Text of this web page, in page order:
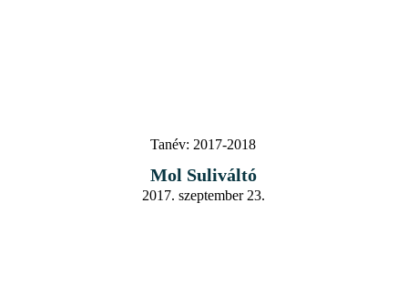
Tanév: 2017-2018
Mol Suliváltó
2017. szeptember 23.